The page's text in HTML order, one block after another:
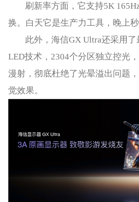
刷新率方面，它支持5K
换。白天它是生产力工具，晚上秒
此外，海信GX Ultra还采用
LED技术，2304个分区独立控光
漫射，彻底杜绝了光晕溢出问题
觉效果。